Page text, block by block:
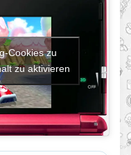
Cookies zu
zu aktivieren